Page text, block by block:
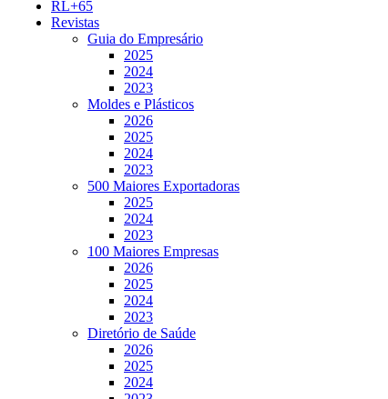
RL+65
Revistas
Guia do Empresário
2025
2024
2023
Moldes e Plásticos
2026
2025
2024
2023
500 Maiores Exportadoras
2025
2024
2023
100 Maiores Empresas
2026
2025
2024
2023
Diretório de Saúde
2026
2025
2024